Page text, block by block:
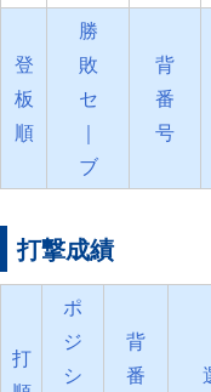
登
板
順
勝
敗
セ
｜
ブ
背
番
号
打撃成績
打
ポ
ジ
シ
背
番